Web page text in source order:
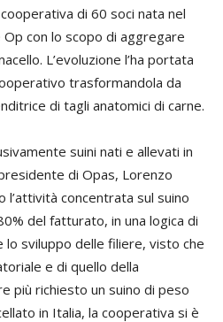
di 60 soci nata nel
con lo scopo di aggregare
L’evoluzione l’ha portata
trasformandola da
di tagli anatomici di carne.
suini nati e allevati in
di Opas, Lorenzo
l’attività concentrata sul suino
del fatturato, in una logica di
lo sviluppo delle filiere, visto che
e di quello della
più richiesto un suino di peso
in Italia, la cooperativa si è